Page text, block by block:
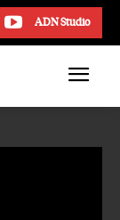
ADN Studio